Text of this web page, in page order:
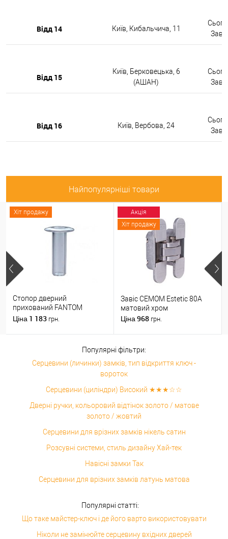
Відд 14 Київ, Кибальчича, 11
Відд 15
Київ, Берковецька, 6
(АШАН)
Відд 16 Київ, Вербова, 24
Найпопулярніші товари
Хіт продажу
Стопор дверний
прихований FANTOM
PREMIUM магнітний
Ціна 1 183 грн.
Акція
Хіт продажу
Завіс CEMOM Estetic 80A
матовий хром
Ціна 968 грн.
Популярні фільтри:
Серцевини (личинки) замків, тип відкриття ключ -
вороток
Серцевини (циліндри) Високий ★★★☆☆
Дверні ручки, кольоровий відтінок золото / матове
золото / жовтий
Серцевини для врізних замків нікель сатин
Розсувні системи, стиль дизайну Хай-тек
Навісні замки Так
Серцевини для врізних замків латунь матова
Популярні статті:
Що таке майстер-ключ і де його варто використовувати
Ніколи не замінюйте серцевину вхідних дверей